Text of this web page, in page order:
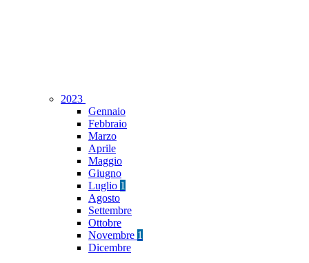
2023
Gennaio
Febbraio
Marzo
Aprile
Maggio
Giugno
Luglio 1
Agosto
Settembre
Ottobre
Novembre 1
Dicembre